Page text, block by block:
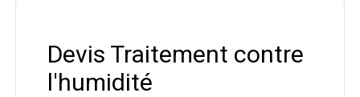
Devis Traitement contre
l'humidité